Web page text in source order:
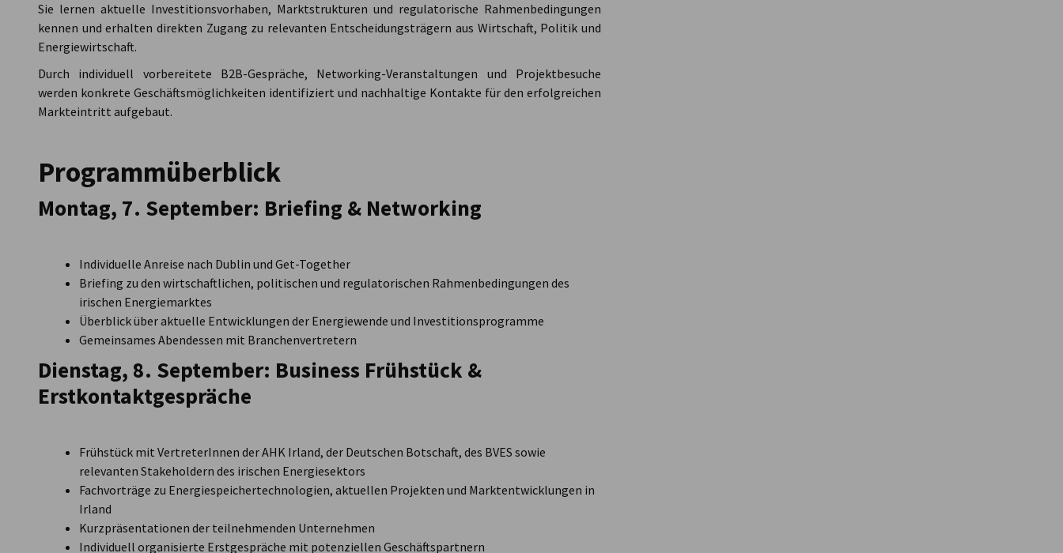
Sie lernen aktuelle Investitionsvorhaben, Marktstrukturen und regulatorische Rahmenbedingungen
kennen und erhalten direkten Zugang zu relevanten Entscheidungsträgern aus Wirtschaft, Politik und
Energiewirtschaft.
Durch individuell vorbereitete B2B-Gespräche, Networking-Veranstaltungen und Projektbesuche
werden konkrete Geschäftsmöglichkeiten identifiziert und nachhaltige Kontakte für den erfolgreichen
Markteintritt aufgebaut.
Programmüberblick
Montag, 7. September: Briefing & Networking
Individuelle Anreise nach Dublin und Get-Together
Briefing zu den wirtschaftlichen, politischen und regulatorischen Rahmenbedingungen des
irischen Energiemarktes
Überblick über aktuelle Entwicklungen der Energiewende und Investitionsprogramme
Gemeinsames Abendessen mit Branchenvertretern
Dienstag, 8. September: Business Frühstück &
Erstkontaktgespräche
Frühstück mit VertreterInnen der AHK Irland, der Deutschen Botschaft, des BVES sowie
relevanten Stakeholdern des irischen Energiesektors
Fachvorträge zu Energiespeichertechnologien, aktuellen Projekten und Marktentwicklungen in
Irland
Kurzpräsentationen der teilnehmenden Unternehmen
Individuell organisierte Erstgespräche mit potenziellen Geschäftspartnern